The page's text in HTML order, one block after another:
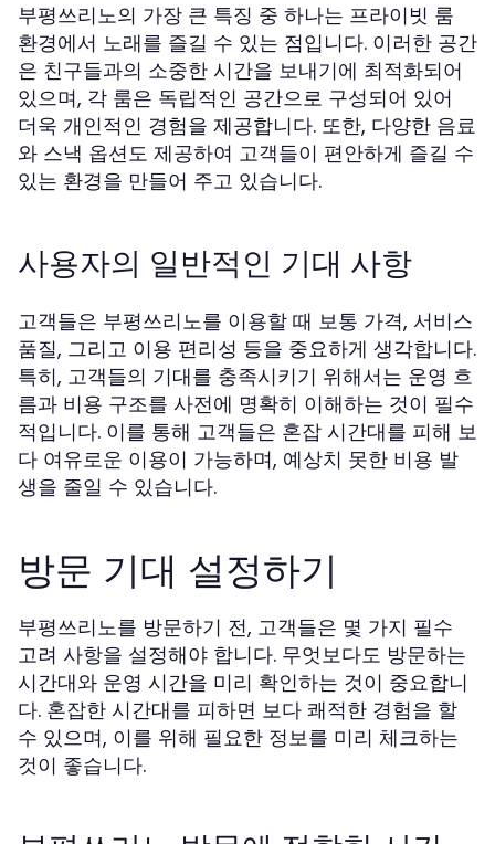
부평쓰리노의 가장 큰 특징 중 하나는 프라이빗 룸
환경에서 노래를 즐길 수 있는 점입니다. 이러한 공간
은 친구들과의 소중한 시간을 보내기에 최적화되어
있으며, 각 룸은 독립적인 공간으로 구성되어 있어
더욱 개인적인 경험을 제공합니다. 또한, 다양한 음료
와 스낵 옵션도 제공하여 고객들이 편안하게 즐길 수
있는 환경을 만들어 주고 있습니다.
사용자의 일반적인 기대 사항
고객들은 부평쓰리노를 이용할 때 보통 가격, 서비스
품질, 그리고 이용 편리성 등을 중요하게 생각합니다.
특히, 고객들의 기대를 충족시키기 위해서는 운영 흐
름과 비용 구조를 사전에 명확히 이해하는 것이 필수
적입니다. 이를 통해 고객들은 혼잡 시간대를 피해 보
다 여유로운 이용이 가능하며, 예상치 못한 비용 발
생을 줄일 수 있습니다.
방문 기대 설정하기
부평쓰리노를 방문하기 전, 고객들은 몇 가지 필수
고려 사항을 설정해야 합니다. 무엇보다도 방문하는
시간대와 운영 시간을 미리 확인하는 것이 중요합니
다. 혼잡한 시간대를 피하면 보다 쾌적한 경험을 할
수 있으며, 이를 위해 필요한 정보를 미리 체크하는
것이 좋습니다.